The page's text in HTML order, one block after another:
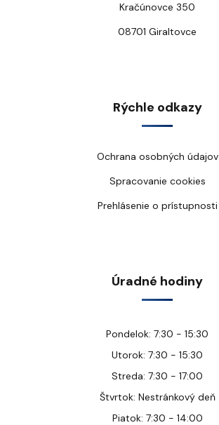
Kračúnovce 350
08701 Giraltovce
Rýchle odkazy
Ochrana osobných údajov
Spracovanie cookies
Prehlásenie o prístupnosti
Úradné hodiny
Pondelok: 7:30 - 15:30
Utorok: 7:30 - 15:30
Streda: 7:30 - 17:00
Štvrtok: Nestránkový deň
Piatok: 7:30 - 14:00